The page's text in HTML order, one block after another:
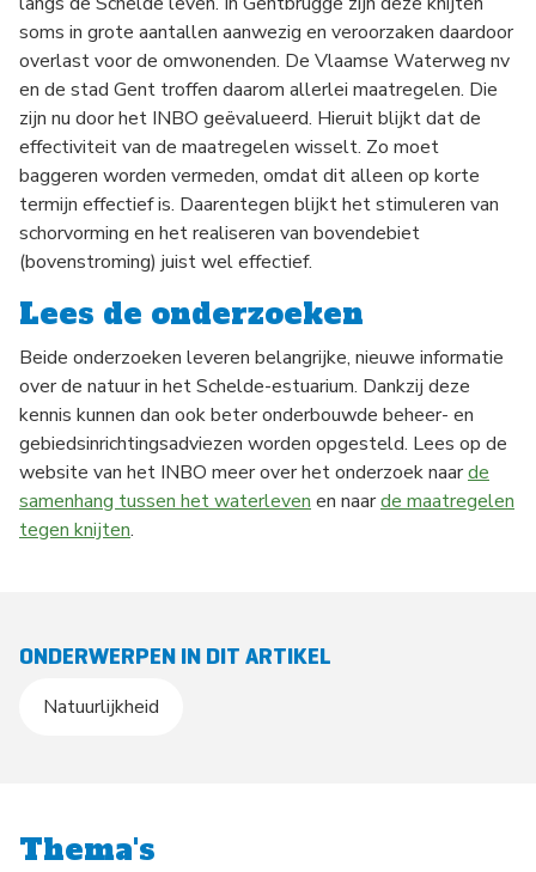
soms in grote aantallen aanwezig en veroorzaken daardoor
overlast voor de omwonenden. De Vlaamse Waterweg nv
en de stad Gent troffen daarom allerlei maatregelen. Die
zijn nu door het INBO geëvalueerd. Hieruit blijkt dat de
effectiviteit van de maatregelen wisselt. Zo moet
baggeren worden vermeden, omdat dit alleen op korte
termijn effectief is. Daarentegen blijkt het stimuleren van
schorvorming en het realiseren van bovendebiet
(bovenstroming) juist wel effectief.
Lees de onderzoeken
Beide onderzoeken leveren belangrijke, nieuwe informatie
over de natuur in het Schelde-estuarium. Dankzij deze
kennis kunnen dan ook beter onderbouwde beheer- en
gebiedsinrichtingsadviezen worden opgesteld. Lees op de
website van het INBO meer over het onderzoek naarde
samenhang tussen het waterleven en naarde maatregelen
tegen knijten.
ONDERWERPEN IN DIT ARTIKEL
Natuurlijkheid
Thema's